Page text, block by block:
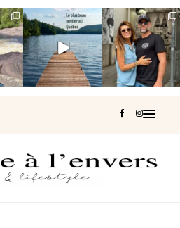
Et si je te disais
qu’il existe un
sentier où tu...
126 37
Montréal, une
très belle
surprise 🇨🇦
442